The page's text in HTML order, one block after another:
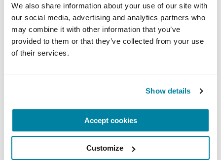
We also share information about your use of our site with
our social media, advertising and analytics partners who
may combine it with other information that you’ve
provided to them or that they’ve collected from your use
of their services.
Show details
Accept cookies
Customize
Foundation, cuya generosidad ha hecho posible
esta programación.